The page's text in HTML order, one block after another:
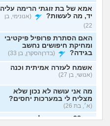
אמא של בת זוגתי הרימה עליה
יד, מה לעשות?
(אנונימי, בן
22)
האם הסתרת פרופיל פיקטיבי
ומחיקת חיפושים נחשב
בגידה?
(בדרןהסקרן, בן 33)
אשמח לעזרה אמיתית וכנה
(אנושי, בן 27)
מה אני עושה לא נכון שלא
מצליח לי במערכות יחסים?
(א׳, בת 26)
בת 28 ואף פעם לא הייתי
אבא של בעלי מסתכל